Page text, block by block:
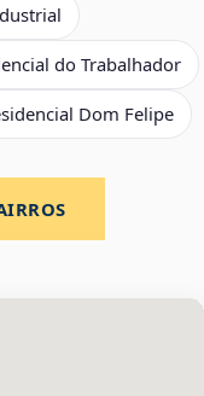
do Trabalhador
Dom Felipe